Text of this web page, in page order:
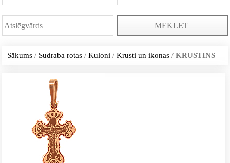
MEKLĒT
Sākums / Sudraba rotas /Kuloni /Krusti un ikonas /KRUSTINS